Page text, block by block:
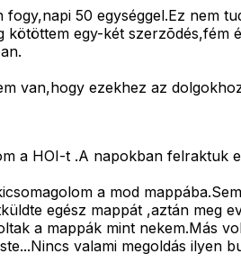
fogy,napi 50 egységgel.Ez nem
kötöttem egy-két
van,hogy ezekhez az
a HOI-t .A napokban felraktuk
a mod
egész mappát ,aztán meg
a mappák mint nekem.Más
valami megoldás ilyen